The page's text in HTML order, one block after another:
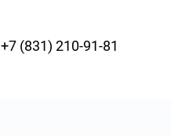
+7 (831) 210-91-81